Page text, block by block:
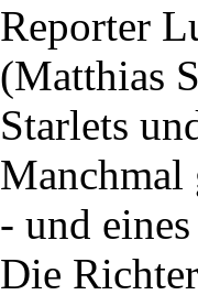
Reporter
(Matthias
Starlets
Manchmal
- und
Die